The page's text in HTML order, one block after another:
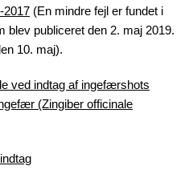
2017 (En mindre fejl er fundet i
blev publiceret den 2. maj 2019.
10. maj).
ved indtag af ingefærshots
(Zingiber officinale